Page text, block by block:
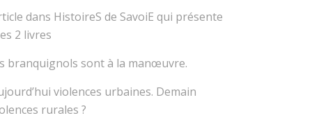
dans HistoireS de SavoiE qui présente
2 livres
branquignols sont à la manœuvre.
violences urbaines. Demain
rurales ?